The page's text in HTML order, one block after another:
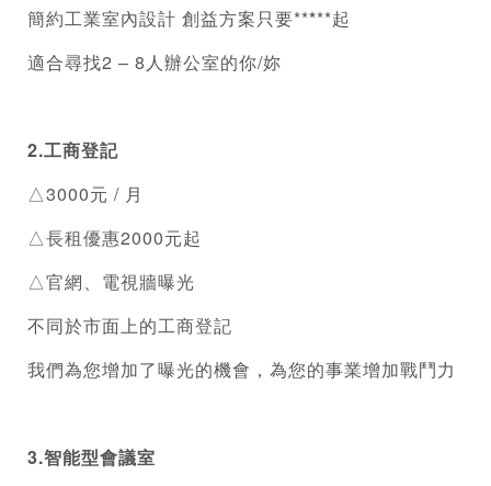
簡約工業室內設計 創益方案只要*****起
適合尋找2 – 8人辦公室的你/妳
2.工商登記
△3000元 / 月
△長租優惠2000元起
△官網、電視牆曝光
不同於市面上的工商登記
我們為您增加了曝光的機會，為您的事業增加戰鬥力
3.智能型會議室